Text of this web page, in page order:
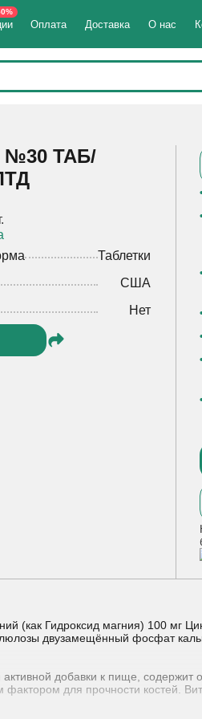
Оплата Доставка О нас
ТАБ/
Таблетки
США
Нет
(как Гидроксид магния) 100 мг
двузамещённый фосфат
добавки к пище,
для прочности костей.